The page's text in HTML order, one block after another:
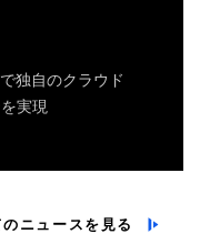
独自のクラウド
実現
ニュースを見る